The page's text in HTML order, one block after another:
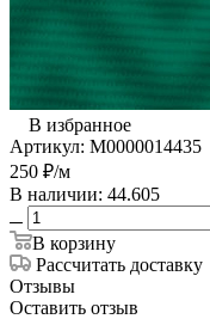
В избранное
Артикул: М0000014435
250 ₽/м
В наличии: 44.605
В корзину
Рассчитать доставку
Отзывы
Оставить отзыв